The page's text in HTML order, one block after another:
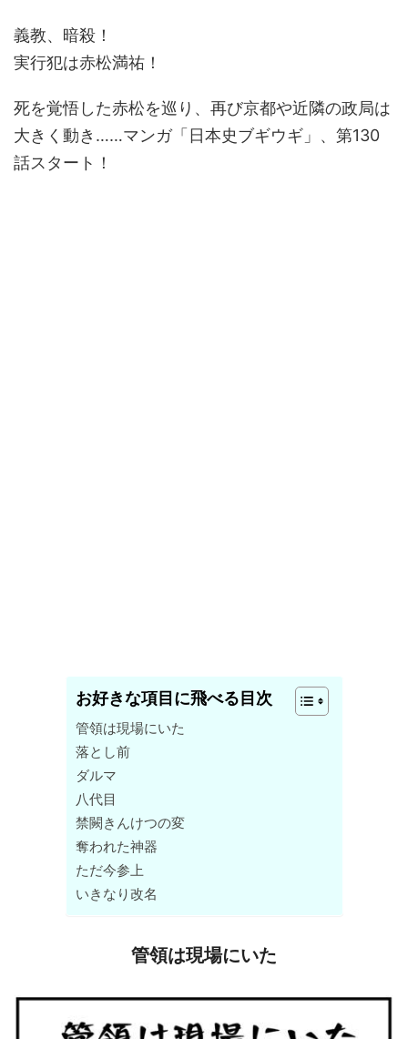
義教、暗殺！
実行犯は赤松満祐！
死を覚悟した赤松を巡り、再び京都や近隣の政局は
大きく動き……マンガ「日本史ブギウギ」、第130
話スタート！
お好きな項目に飛べる目次
管領は現場にいた
落とし前
ダルマ
八代目
禁闕きんけつの変
奪われた神器
ただ今参上
いきなり改名
管領は現場にいた